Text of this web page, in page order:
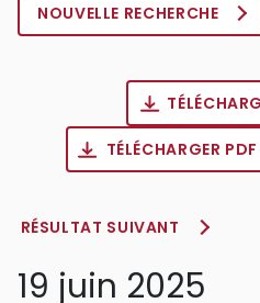
NOUVELLE RECHERCHE
TÉLÉCHARGER
RÉSULTAT SUIVANT
19 juin 2025